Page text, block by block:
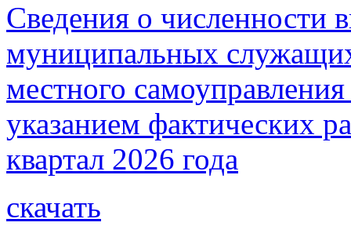
Сведения о
муниципальных
местного
указанием фактических
квартал 2026 года
скачать